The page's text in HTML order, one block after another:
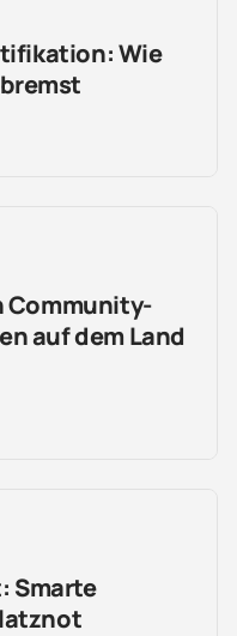
Wie
Community-
auf dem Land
Smarte